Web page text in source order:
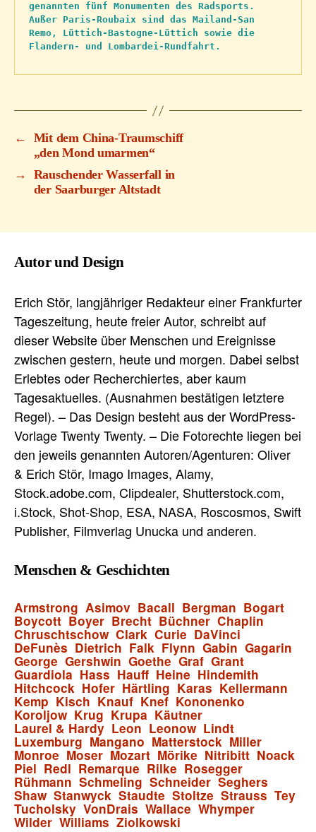
genannten fünf Monumenten des Radsports.
Außer Paris-Roubaix sind das Mailand-San
Remo, Lüttich-Bastogne-Lüttich sowie die
Flandern- und Lombardei-Rundfahrt.
←
Mit dem China-Traumschiff
„den Mond umarmen“
→
Rauschender Wasserfall in
der Saarburger Altstadt
Autor und Design
Erich Stör, langjähriger Redakteur einer Frankfurter
Tageszeitung, heute freier Autor, schreibt auf
dieser Website über Menschen und Ereignisse
zwischen gestern, heute und morgen. Dabei selbst
Erlebtes oder Recherchiertes, aber kaum
Tagesaktuelles. (Ausnahmen bestätigen letztere
Regel). – Das Design besteht aus der WordPress-
Vorlage Twenty Twenty. – Die Fotorechte liegen bei
den jeweils genannten Autoren/Agenturen: Oliver
& Erich Stör, Imago Images, Alamy,
Stock.adobe.com, Clipdealer, Shutterstock.com,
i.Stock, Shot-Shop, ESA, NASA, Roscosmos, Swift
Publisher, Filmverlag Unucka und anderen.
Menschen & Geschichten
Armstrong Asimov Bacall Bergman Bogart
Boycott Boyer Brecht Büchner Chaplin
Chruschtschow Clark Curie DaVinci
DeFunès Dietrich Falk Flynn Gabin Gagarin
George Gershwin Goethe Graf Grant
Guardiola Hass Hauff Heine Hindemith
Hitchcock Hofer Härtling Karas Kellermann
Kemp Kisch Knauf Knef Kononenko
Koroljow Krug Krupa Käutner
Laurel & Hardy Leon Leonow Lindt
Luxemburg Mangano Matterstock Miller
Monroe Moser Mozart Mörike Nitribitt Noack
Piel Redl Remarque Rilke Rosegger
Rühmann Schmeling Schneider Seghers
Shaw Stanwyck Staudte Stoltze Strauss Tey
Tucholsky VonDrais Wallace Whymper
Wilder Williams Ziolkowski